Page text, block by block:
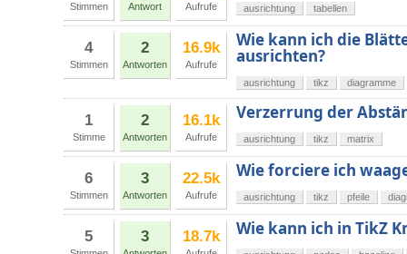
Stimmen Antwort Aufrufe ausrichtung tabellen
4
Stimmen
2
Antworten
16.9k
Aufrufe
Wie kann ich die
ausrichten?
ausrichtung tikz diagramme
1
Stimme
2
Antworten
16.1k
Aufrufe
Verzerrung der
ausrichtung tikz matrix
6
Stimmen
3
Antworten
22.5k
Aufrufe
Wie forciere ich
ausrichtung tikz pfeile
5 3 18.7k Wie kann ich in TikZ